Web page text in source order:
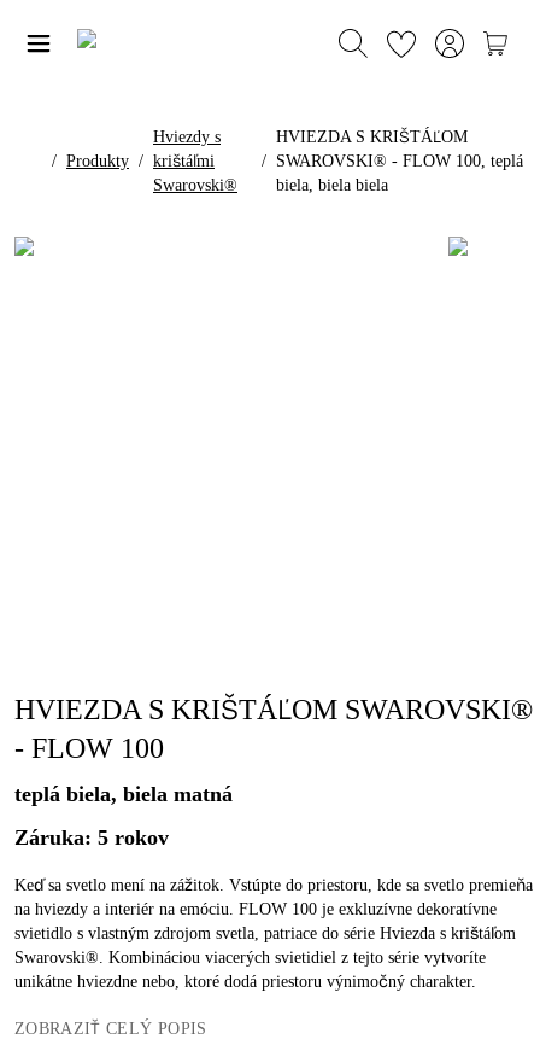
/ Produkty /
Hviezdy s
krištáľmi
Swarovski®
/
HVIEZDA S KRIŠTÁĽOM
SWAROVSKI® - FLOW 100, teplá
biela, biela biela
HVIEZDA S KRIŠTÁĽOM SWAROVSKI®
- FLOW 100
teplá biela, biela matná
Záruka: 5 rokov
Keď sa svetlo mení na zážitok. Vstúpte do priestoru, kde sa svetlo premieňa
na hviezdy a interiér na emóciu. FLOW 100 je exkluzívne dekoratívne
svietidlo s vlastným zdrojom svetla, patriace do série Hviezda s krištáľom
Swarovski®. Kombináciou viacerých svietidiel z tejto série vytvoríte
unikátne hviezdne nebo, ktoré dodá priestoru výnimočný charakter.
ZOBRAZIŤ CELÝ POPIS